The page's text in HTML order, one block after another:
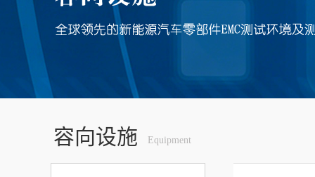
容向设施 Equipment